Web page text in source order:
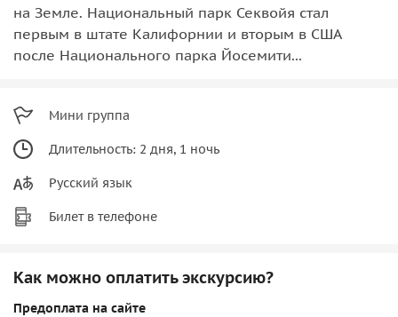
на Земле. Национальный парк Секвойя стал
первым в штате Калифорнии и вторым в США
после Национального парка Йосемити...
Мини группа
Длительность: 2 дня, 1 ночь
Русский язык
Билет в телефоне
Как можно оплатить экскурсию?
Предоплата на сайте